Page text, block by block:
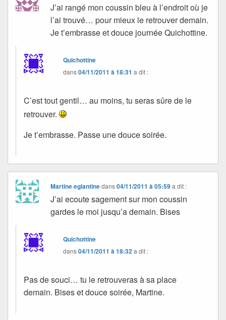
J’ai rangé mon coussin bleu à l’endroit où je
l’ai trouvé… pour mieux le retrouver demain.
Je t’embrasse et douce journée Quichottine.
Quichottine
dans04/11/2011 à 18:31 a dit :
C’est tout gentil… au moins, tu seras sûre de le
retrouver.
Je t’embrasse. Passe une douce soirée.
Martine eglantinedans04/11/2011 à 05:59 a dit :
J’ai ecoute sagement sur mon coussin
gardes le moi jusqu’a demain. Bises
Quichottine
dans04/11/2011 à 18:32a dit :
Pas de souci… tu le retrouveras à sa place
demain. Bises et douce soirée, Martine.